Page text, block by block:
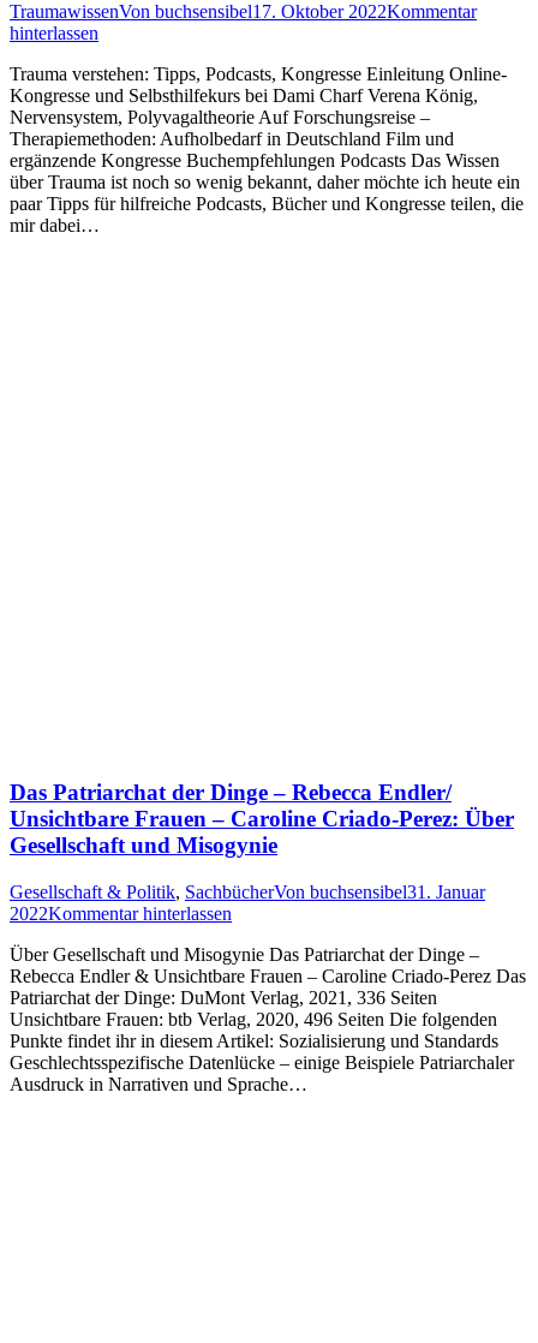
TraumawissenVon buchsensibel17. Oktober 2022Kommentar
hinterlassen
Trauma verstehen: Tipps, Podcasts, Kongresse Einleitung Online-
Kongresse und Selbsthilfekurs bei Dami Charf Verena König,
Nervensystem, Polyvagaltheorie Auf Forschungsreise –
Therapiemethoden: Aufholbedarf in Deutschland Film und
ergänzende Kongresse Buchempfehlungen Podcasts Das Wissen
über Trauma ist noch so wenig bekannt, daher möchte ich heute ein
paar Tipps für hilfreiche Podcasts, Bücher und Kongresse teilen, die
mir dabei…
Das Patriarchat der Dinge – Rebecca Endler/
Unsichtbare Frauen – Caroline Criado-Perez: Über
Gesellschaft und Misogynie
Gesellschaft & Politik, SachbücherVon buchsensibel31. Januar
2022Kommentar hinterlassen
Über Gesellschaft und Misogynie Das Patriarchat der Dinge –
Rebecca Endler & Unsichtbare Frauen – Caroline Criado-Perez Das
Patriarchat der Dinge: DuMont Verlag, 2021, 336 Seiten
Unsichtbare Frauen: btb Verlag, 2020, 496 Seiten Die folgenden
Punkte findet ihr in diesem Artikel: Sozialisierung und Standards
Geschlechtsspezifische Datenlücke – einige Beispiele Patriarchaler
Ausdruck in Narrativen und Sprache…